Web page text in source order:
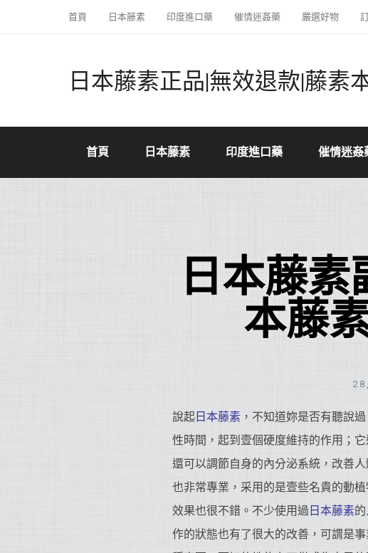
首頁 日本藤素 印度進口藥 催情迷姦藥 嚴選好物
日本藤素正品|無效退款|藤素
首頁 日本藤素 印度進口藥 催情迷姦
日本藤
本藤
2 8
說起 日本藤素 ，不知道妳是否有聽說
性時間，起到壹個硬度維持的作用；
還可以調節自身的內分泌系統，改善
也非常專業，采用的是壹些名貴的動
效果也很不錯。不少使用過 日本藤素
作的狀態也有了很大的改善，可謂是